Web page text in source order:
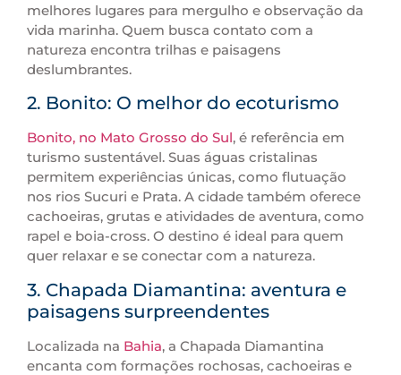
melhores lugares para mergulho e observação da
vida marinha. Quem busca contato com a
natureza encontra trilhas e paisagens
deslumbrantes.
2. Bonito: O melhor do ecoturismo
Bonito, no Mato Grosso do Sul, é referência em
turismo sustentável. Suas águas cristalinas
permitem experiências únicas, como flutuação
nos rios Sucuri e Prata. A cidade também oferece
cachoeiras, grutas e atividades de aventura, como
rapel e boia-cross. O destino é ideal para quem
quer relaxar e se conectar com a natureza.
3. Chapada Diamantina: aventura e
paisagens surpreendentes
Localizada na Bahia, a Chapada Diamantina
encanta com formações rochosas, cachoeiras e